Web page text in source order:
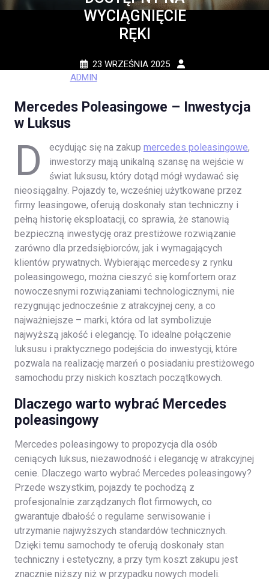
WYCIĄGNIĘCIE
RĘKI
23 WRZEŚNIA 2025
ADMIN
Mercedes Poleasingowe – Inwestycja
w Luksus
D ecydując się na zakup mercedes poleasingowe,
inwestorzy mają unikalną szansę na wejście w
świat luksusu, który dotąd mógł wydawać się
nieosiągalny. Pojazdy te, wcześniej użytkowane przez
firmy leasingowe, oferują doskonały stan techniczny i
pełną historię eksploatacji, co sprawia, że stanowią
bezpieczną inwestycję oraz prestiżowe rozwiązanie
zarówno dla przedsiębiorców, jak i wymagających
klientów prywatnych. Wybierając mercedesy z rynku
poleasingowego, można cieszyć się komfortem oraz
nowoczesnymi rozwiązaniami technologicznymi, nie
rezygnując jednocześnie z atrakcyjnej ceny, a co
najważniejsze – marki, która od lat symbolizuje
najwyższą jakość i elegancję. To idealne połączenie
luksusu i praktycznego podejścia do inwestycji, które
pozwala na realizację marzeń o posiadaniu prestiżowego
samochodu przy niskich kosztach początkowych.
Dlaczego warto wybrać Mercedes
poleasingowy
Mercedes poleasingowy to propozycja dla osób
ceniących luksus, niezawodność i elegancję w atrakcyjnej
cenie. Dlaczego warto wybrać Mercedes poleasingowy?
Przede wszystkim, pojazdy te pochodzą z
profesjonalnie zarządzanych flot firmowych, co
gwarantuje dbałość o regularne serwisowanie i
utrzymanie najwyższych standardów technicznych.
Dzięki temu samochody te oferują doskonały stan
techniczny i estetyczny, a przy tym koszt zakupu jest
znacznie niższy niż w przypadku nowych modeli.